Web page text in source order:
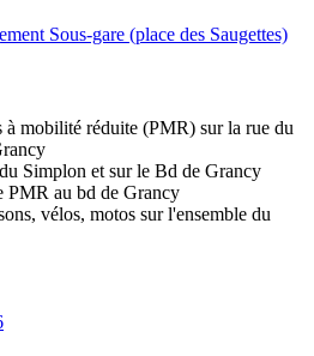
Sous-gare (place des Saugettes)
à mobilité réduite (PMR) sur la rue du
Simplon et sur le Bd de Grancy
PMR au bd de Grancy
vélos, motos sur l'ensemble du